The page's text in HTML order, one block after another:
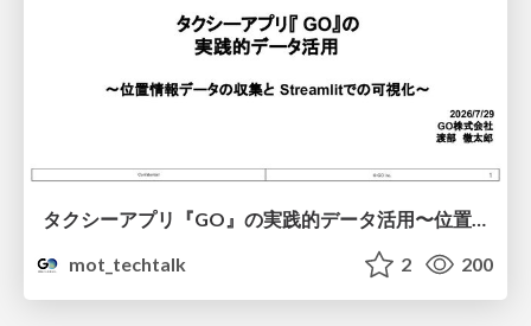
mot_techtalk
2 200